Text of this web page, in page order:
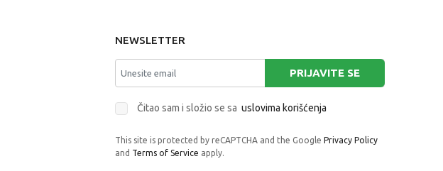
NEWSLETTER
PRIJAVITE SE
Čitao sam i složio se sa uslovima korišćenja
This site is protected by reCAPTCHA and the Google Privacy Policy
and Terms of Service apply.